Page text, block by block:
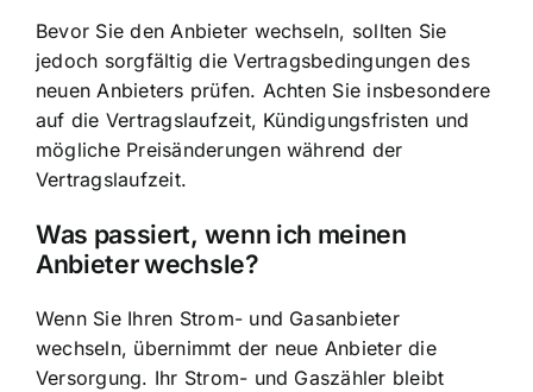
Bevor Sie den Anbieter wechseln, sollten Sie
jedoch sorgfältig die Vertragsbedingungen des
neuen Anbieters prüfen. Achten Sie insbesondere
auf die Vertragslaufzeit, Kündigungsfristen und
mögliche Preisänderungen während der
Vertragslaufzeit.
Was passiert, wenn ich meinen
Anbieter wechsle?
Wenn Sie Ihren Strom- und Gasanbieter
wechseln, übernimmt der neue Anbieter die
Versorgung. Ihr Strom- und Gaszähler bleibt